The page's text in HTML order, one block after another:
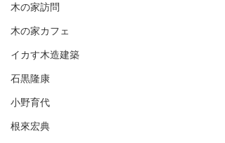
木の家訪問
木の家カフェ
イカす木造建築
石黒隆康
小野育代
根來宏典